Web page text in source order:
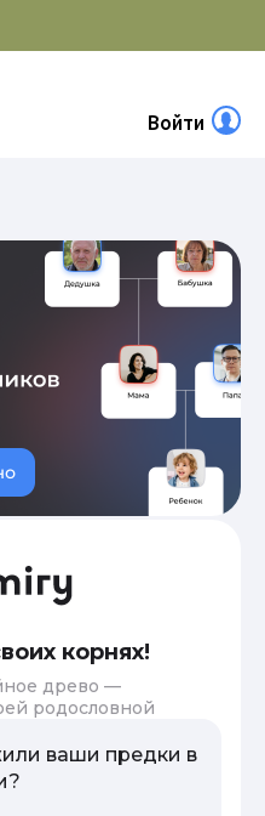
Войти
корнях!
древо —
родословной
ваши предки в